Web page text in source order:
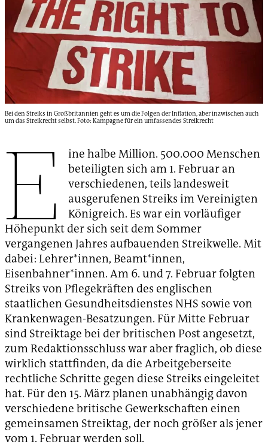
Bei den Streiks in Großbritannien geht es um die Folgen der Inflation, aber inzwischen auch
um das Streikrecht selbst. Foto: Kampagne für ein umfassendes Streikrecht
E
ine halbe Million. 500.000 Menschen
beteiligten sich am 1. Februar an
verschiedenen, teils landesweit
ausgerufenen Streiks im Vereinigten
Königreich. Es war ein vorläufiger
Höhepunkt der sich seit dem Sommer
vergangenen Jahres aufbauenden Streikwelle. Mit
dabei: Lehrer*innen, Beamt*innen,
Eisenbahner*innen. Am 6. und 7. Februar folgten
Streiks von Pflegekräften des englischen
staatlichen Gesundheitsdienstes NHS sowie von
Krankenwagen-Besatzungen. Für Mitte Februar
sind Streiktage bei der britischen Post angesetzt,
zum Redaktionsschluss war aber fraglich, ob diese
wirklich stattfinden, da die Arbeitgeberseite
rechtliche Schritte gegen diese Streiks eingeleitet
hat. Für den 15. März planen unabhängig davon
verschiedene britische Gewerkschaften einen
gemeinsamen Streiktag, der noch größer als jener
vom 1. Februar werden soll.